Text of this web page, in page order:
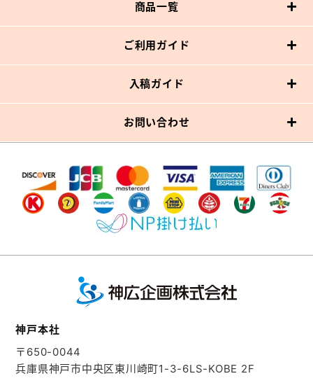
商品一覧
ご利用ガイド
入稿ガイド
お問い合わせ
神戸本社
〒650-0044
兵庫県神戸市中央区東川崎町1-3-6LS-KOBE 2F